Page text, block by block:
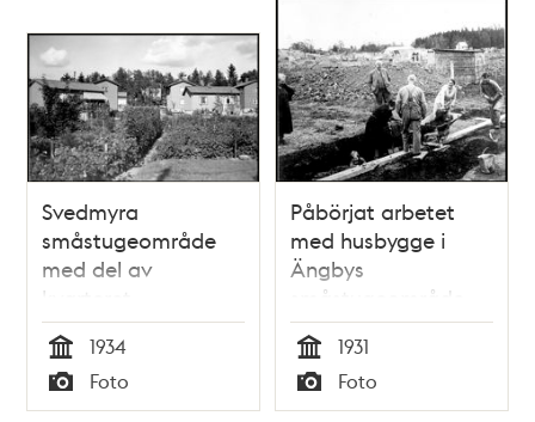
Svedmyra
småstugeområde
med del av
kvarteret
Dombrevet
Tid
1934
Typ
Foto
Påbörjat arbetet
med husbygge i
Ängbys
småstugeområde
Tid
1931
Typ
Foto